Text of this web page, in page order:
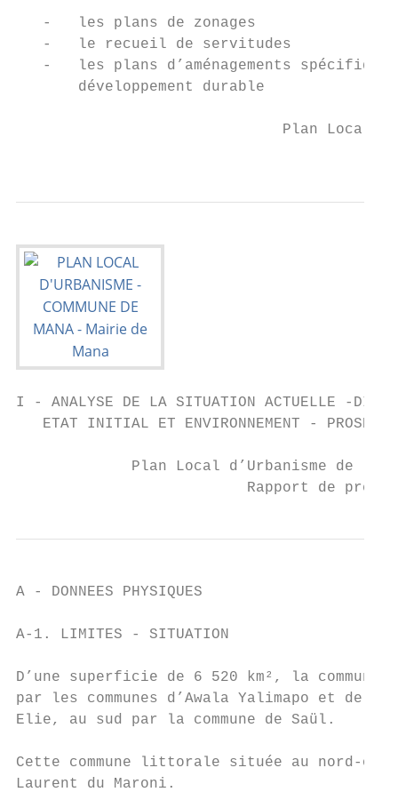
   -   les plans de zonages
   -   le recueil de servitudes
-   les plans d’aménagements
       développement durable
Plan Local
I - ANALYSE DE LA SITUATION ACTUELLE -
ETAT INITIAL ET ENVIRONNEMENT -
Plan Local d’Urbanisme de la
Rapport de
A - DONNEES PHYSIQUES
A-1. LIMITES - SITUATION
D’une superficie de 6 520 km², la
par les communes d’Awala Yalimapo et de
Elie, au sud par la commune de Saül.
Cette commune littorale située au nord-
Laurent du Maroni.